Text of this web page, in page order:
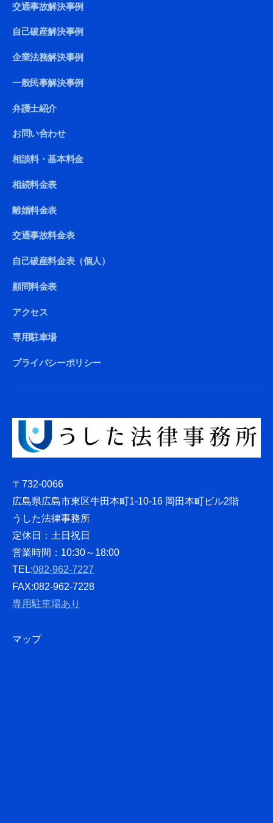
交通事故解決事例
自己破産解決事例
企業法務解決事例
一般民事解決事例
弁護士紹介
お問い合わせ
相談料・基本料金
相続料金表
離婚料金表
交通事故料金表
自己破産料金表（個人）
顧問料金表
アクセス
専用駐車場
プライバシーポリシー
〒732-0066
広島県広島市東区牛田本町1-10-16 岡田本町ビル2階
うした法律事務所
定休日：土日祝日
営業時間：10:30～18:00
TEL:082-962-7227
FAX:082-962-7228
専用駐車場あり
マップ